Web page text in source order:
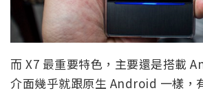
而 X7 最重要特色，主要還是搭載
介面幾乎就跟原生 Android 一樣，